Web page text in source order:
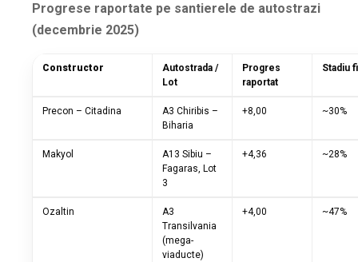
Progrese raportate pe santierele de autostrazi
(decembrie 2025)
Constructor
Autostrada /
Lot
Progres
raportat
Stadiu
Precon – Citadina
A3 Chiribis –
Biharia
+8,00 ~30%
Makyol
A13 Sibiu –
Fagaras, Lot
3
+4,36 ~28%
Ozaltin
A3
Transilvania
(mega-
viaducte)
+4,00 ~47%